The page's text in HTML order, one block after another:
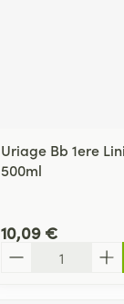
Uriage Bb 1ere
500ml
10,09 €